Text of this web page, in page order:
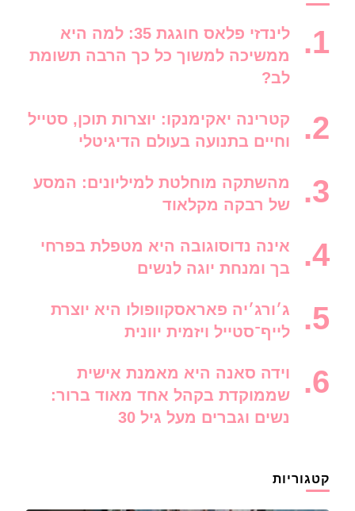
לינדזי פלאס חוגגת 35: למה היא
ממשיכה למשוך כל כך הרבה תשומת
לב?
קטרינה יאקימנקו: יוצרות תוכן, סטייל
וחיים בתנועה בעולם הדיגיטלי
מהשתקה מוחלטת למיליונים: המסע
של רבקה מקלאוד
אינה נדוסוגובה היא מטפלת בפרחי
בך ומנחת יוגה לנשים
ג׳ורג׳יה פאראסקוופולו היא יוצרת
לייף־סטייל ויזמית יוונית
וידה סאנה היא מאמנת אישית
שממוקדת בקהל אחד מאוד ברור:
נשים וגברים מעל גיל 30
קטגוריות